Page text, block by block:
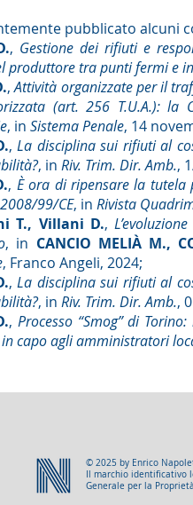
pubblicato alcuni
, Gestione dei rifiuti e
produttore tra punti fermi e
,Attività organizzate per il
(art. 256 T.U.A.): la
, in Sistema Penale, 14
,La disciplina sui rifiuti al
, in Riv. Trim. Dir. Amb.,
, È ora di ripensare la tutela
99/CE, in Rivista
T., Villani D.,
, in CANCIO MELIÀ M.,
, Franco Angeli, 2024;
,La disciplina sui rifiuti al
, in Riv. Trim. Dir. Amb.,
, Processo “Smog” di
capo agli amministratori
© 2025 by Enrico
Il marchio identificativo
Generale per la